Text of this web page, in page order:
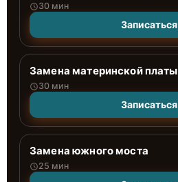
30 мин
Записаться
Замена материнской платы
30 мин
Записаться
Замена южного моста
25 мин